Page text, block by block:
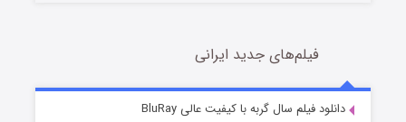
قسمت7 (زیرنویس) منتشر شد
فیلم‌های جدید ایرانی
دانلود فیلم سال گربه با کیفیت عالی BluRay